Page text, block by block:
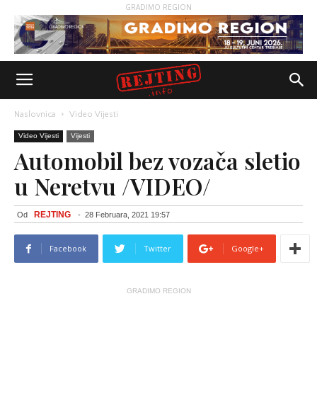
GRADIMO REGION
Naslovnica Video Vijesti
Video Vijesti Vijesti
Automobil bez vozača sletio
u Neretvu /VIDEO/
Od REJTING - 28 Februara, 2021 19:57
Facebook Twitter Google+
GRADIMO REGION